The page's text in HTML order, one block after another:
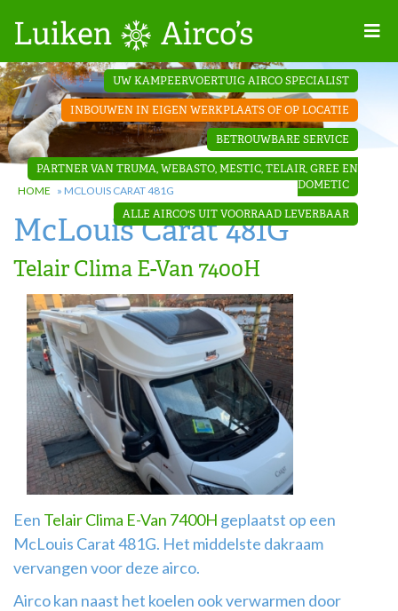
Projecten
Contact
Dakopbouw
airco’s
‘Onder de
bank’ airco’s
‘Teleco
Ultra
Comfort ‘
airco
Airco
montage
UW KAMPEERVOERTUIG AIRCO SPECIALIST
INBOUWEN IN EIGEN WERKPLAATS OF OP LOCATIE
BETROUWBARE SERVICE
PARTNER VAN TRUMA, WEBASTO, MESTIC, TELAIR, GREE EN
DOMETIC
ALLE AIRCO'S UIT VOORRAAD LEVERBAAR
HOME » MCLOUIS CARAT 481G
McLouis Carat 481G
Telair Clima E-Van 7400H
Een Telair Clima E-Van 7400H geplaatst op een
McLouis Carat 481G. Het middelste dakraam
vervangen voor deze airco.
Airco kan naast het koelen ook verwarmen door